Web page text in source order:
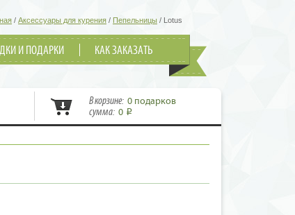
/ Аксессуары для курения / Пепельницы / Lotus
И ПОДАРКИ КАК ЗАКАЗАТЬ
В корзине: 0 подарков
сумма: 0 i